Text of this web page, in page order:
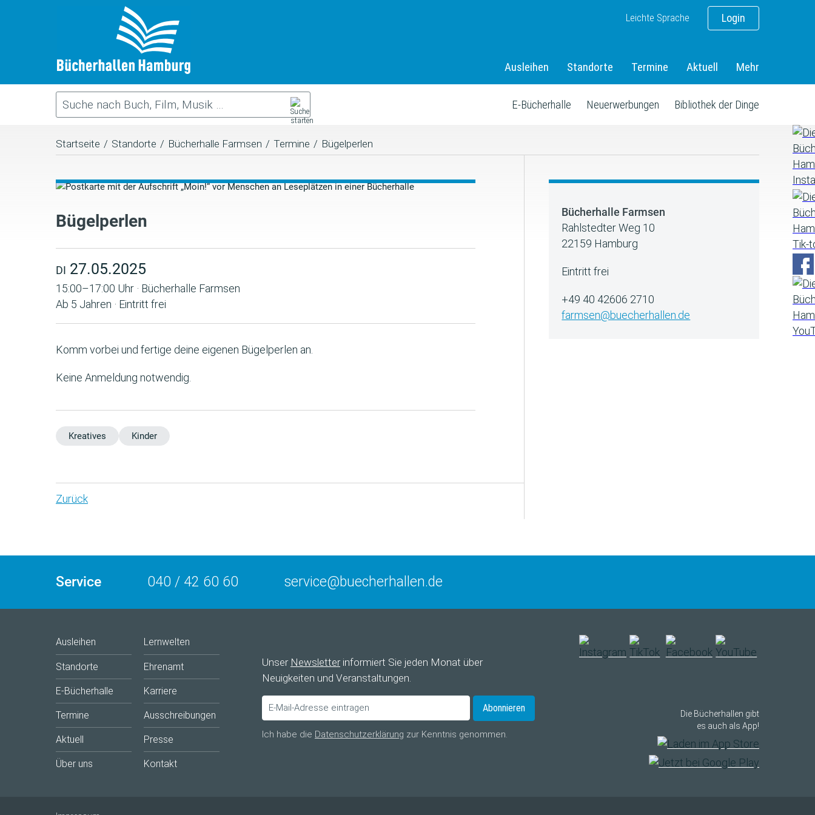
Login
Leichte Sprache
Ausleihen Standorte Termine Aktuell Mehr
E-Bücherhalle Neuerwerbungen Bibliothek der Dinge
Startseite / Standorte / Bücherhalle Farmsen / Termine / Bügelperlen
Bügelperlen
DI 27.05.2025
15:00–17:00 Uhr · Bücherhalle Farmsen
Ab 5 Jahren · Eintritt frei
Komm vorbei und fertige deine eigenen Bügelperlen an.
Keine Anmeldung notwendig.
Kreatives Kinder
Zurück
Bücherhalle Farmsen
Rahlstedter Weg 10
22159 Hamburg
Eintritt frei
+49 40 42606 2710
farmsen@buecherhallen.de
Service 040 / 42 60 60 service@buecherhallen.de
Ausleihen
Standorte
E-Bücherhalle
Termine
Aktuell
Über uns
Lernwelten
Ehrenamt
Karriere
Ausschreibungen
Presse
Kontakt
Unser Newsletterinformiert Sie jeden Monat über
Neuigkeiten und Veranstaltungen.
Abonnieren
Ich habe die Datenschutzerklärung zur Kenntnis genommen.
Die Bücherhallen gibt
es auch als App!